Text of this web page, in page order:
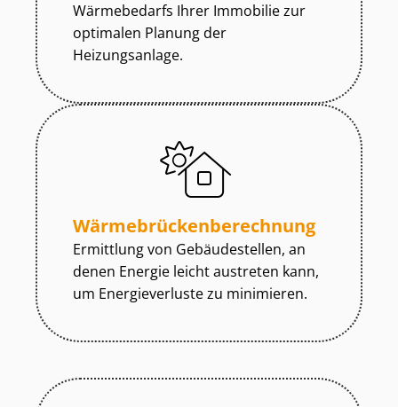
Wärmebedarfs Ihrer Immobilie zur
optimalen Planung der
Heizungsanlage.
Wär­me­brü­cken­be­rech­nung
Ermittlung von Gebäudestellen, an
denen Energie leicht austreten kann,
um Energieverluste zu minimieren.